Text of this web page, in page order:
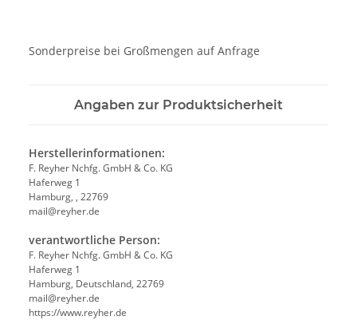
Sonderpreise bei Großmengen auf Anfrage
Angaben zur Produktsicherheit
Herstellerinformationen:
F. Reyher Nchfg. GmbH & Co. KG
Haferweg 1
Hamburg, , 22769
mail@reyher.de
verantwortliche Person:
F. Reyher Nchfg. GmbH & Co. KG
Haferweg 1
Hamburg, Deutschland, 22769
mail@reyher.de
https://www.reyher.de